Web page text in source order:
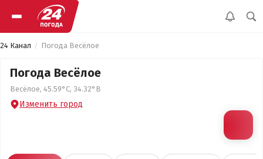
24 Канал Погода Весёлое
Погода Весёлое
Весёлое, 45.59°С, 34.32°В
Изменить город